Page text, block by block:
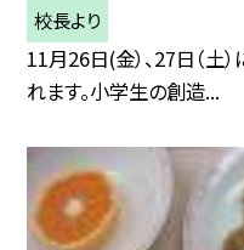
校長より
11月26日(金）、27日（
れます。小学生の創造...